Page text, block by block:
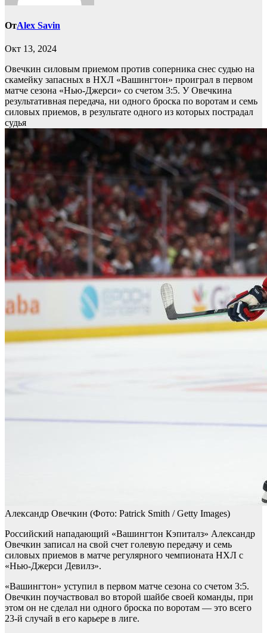
ОтAlex Savin
Окт 13, 2024
Овечкин силовым приемом против соперника снес судью на
скамейку запасных в НХЛ «Вашингтон» проиграл в первом
матче сезона «Нью-Джерси» со счетом 3:5. У Овечкина
результативная передача, ни одного броска по воротам и семь
силовых приемов, в результате одного из которых пострадал
судья
Александр Овечкин (Фото: Patrick Smith / Getty Images)
Российский нападающий «Вашингтон Кэпиталз» Александр
Овечкин записал на свой счет голевую передачу и семь
силовых приемов в матче регулярного чемпионата НХЛ с
«Нью-Джерси Девилз».
«Вашингтон» уступил в первом матче сезона со счетом 3:5.
Овечкин поучаствовал во второй шайбе своей команды, при
этом он не сделал ни одного броска по воротам — это всего
23-й случай в его карьере в лиге.